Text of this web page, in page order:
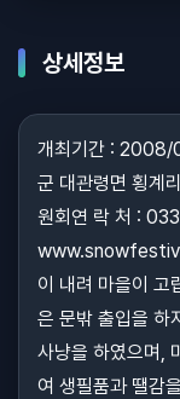
상세정보
개최기간 : 2008/
군 대관령면 횡계
원회연 락 처 :
이 내려 마을이 고
은 문밖 출입을 하
사냥을 하였으며,
여 생필품과 땔감